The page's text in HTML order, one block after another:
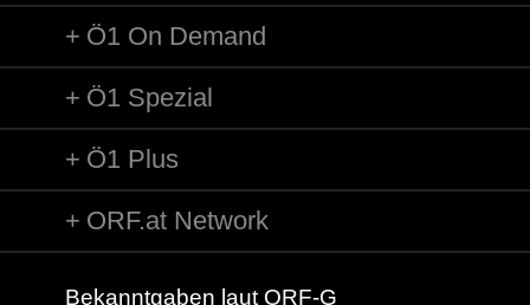
Ö1 On Demand
Ö1 Spezial
Ö1 Plus
ORF.at Network
Bekanntgaben laut ORF-G